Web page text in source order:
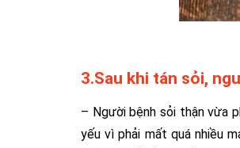
3.Sau khi tán sỏi,
– Người bệnh sỏi thận vừa
yếu vì phải mất quá nhiều